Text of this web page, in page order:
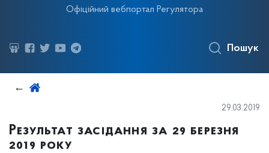
Офіційний вебпортал Регулятора
Пошук
29.03.2019
Результат засідання за 29 березня
2019 року